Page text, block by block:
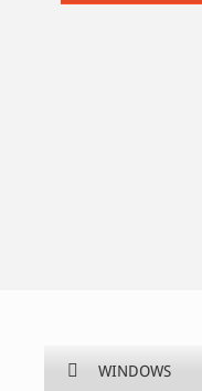
WINDOWS